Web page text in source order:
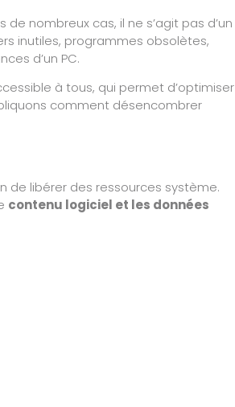
nombreux cas, il ne s’agit pas d’un
inutiles, programmes obsolètes,
d’un PC.
à tous, qui permet d’optimiser
comment désencombrer
de libérer des ressources système.
contenu logiciel et les données